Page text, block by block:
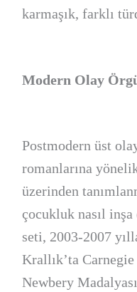
karmaşık, farklı
Modern Olay
Postmodern üst
romanlarına
üzerinden
çocukluk nasıl
seti, 2003-2007
Krallık’ta
Newbery